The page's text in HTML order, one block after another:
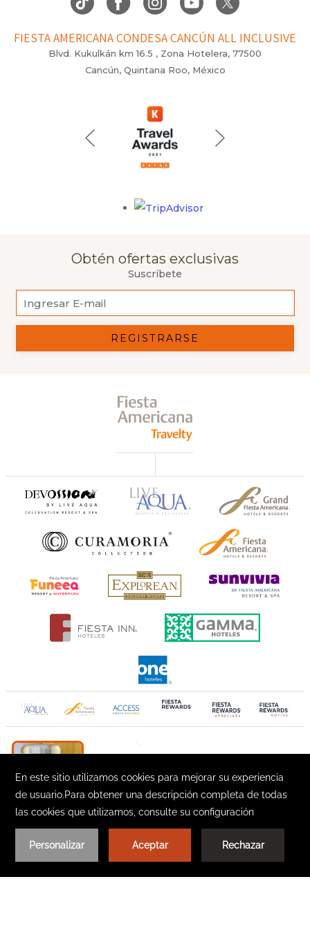
FIESTA AMERICANA CONDESA CANCÚN ALL INCLUSIVE
Blvd. Kukulkán km 16.5 , Zona Hotelera, 77500
Cancún, Quintana Roo, México
Obtén ofertas exclusivas
Suscríbete
REGISTRARSE